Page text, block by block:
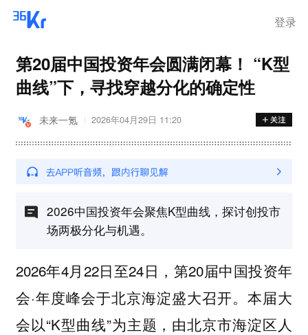
登录
第20届中国投资年会圆满闭幕！ “K型
曲线”下，寻找穿越分化的确定性
未来一氪 2026年04月29日 11:20
2026中国投资年会聚焦K型曲线，探讨创投市
场两极分化与机遇。
2026年4月22日至24日，第20届中国投资年
会·年度峰会于北京海淀盛大召开。本届大
会以“K型曲线”为主题，由北京市海淀区人